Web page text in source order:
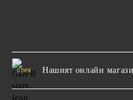
GDPR Нашият онлайн